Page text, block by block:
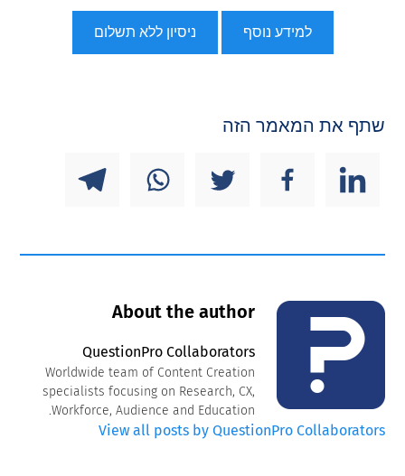
למידע נוסף ניסיון ללא תשלום
שתף את המאמר הזה
About the author
QuestionPro Collaborators
Worldwide team of Content Creation
specialists focusing on Research, CX,
Workforce, Audience and Education.
View all posts by QuestionPro Collaborators